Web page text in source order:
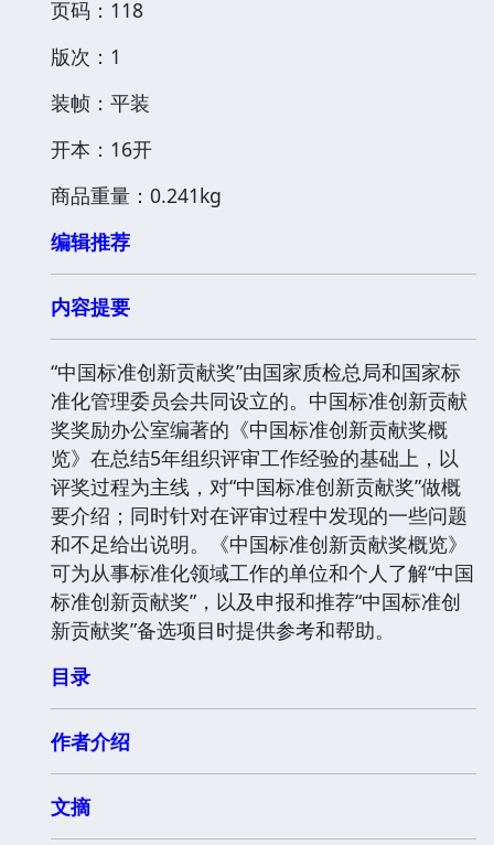
页码：118
版次：1
装帧：平装
开本：16开
商品重量：0.241kg
编辑推荐
内容提要
“中国标准创新贡献奖”由国家质检总局和国家标
准化管理委员会共同设立的。中国标准创新贡献
奖奖励办公室编著的《中国标准创新贡献奖概
览》在总结5年组织评审工作经验的基础上，以
评奖过程为主线，对“中国标准创新贡献奖”做概
要介绍；同时针对在评审过程中发现的一些问题
和不足给出说明。《中国标准创新贡献奖概览》
可为从事标准化领域工作的单位和个人了解“中国
标准创新贡献奖”，以及申报和推荐“中国标准创
新贡献奖”备选项目时提供参考和帮助。
目录
作者介绍
文摘